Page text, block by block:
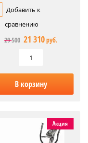
Добавить к
сравнению
29 500 21 310руб.
В корзину
Акция